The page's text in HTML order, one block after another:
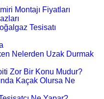
Montajı Fiyatları
Tesisatı
Nelerden Uzak Durmak
Zor Bir Konu Mudur?
Kaçak Olursa Ne